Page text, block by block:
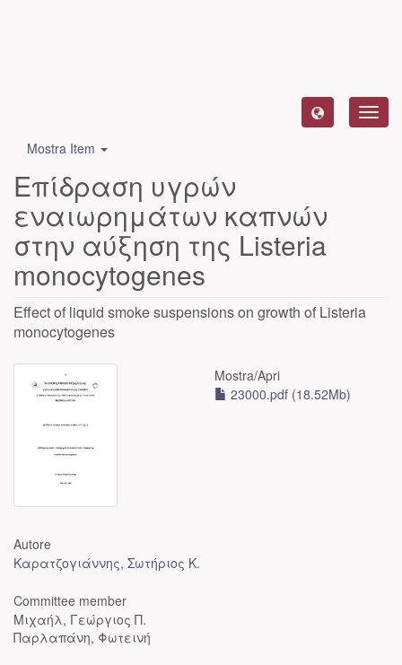
Mostra Item
Επίδραση υγρών
εναιωρημάτων καπνών
στην αύξηση της Listeria
monocytogenes
Effect of liquid smoke suspensions on growth of Listeria
monocytogenes
Mostra/Apri
23000.pdf (18.52Mb)
Autore
Καρατζογιάννης, Σωτήριος Κ.
Committee member
Μιχαήλ, Γεώργιος Π.
Παρλαπάνη, Φωτεινή